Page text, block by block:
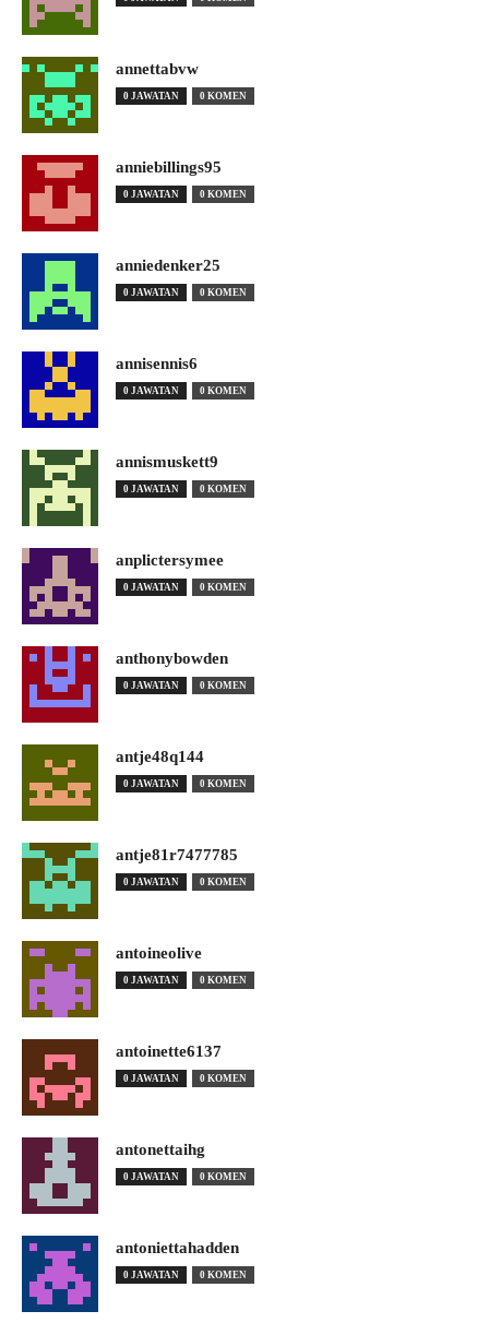
annettabvw
0 JAWATAN 0 KOMEN
anniebillings95
0 JAWATAN 0 KOMEN
anniedenker25
0 JAWATAN 0 KOMEN
annisennis6
0 JAWATAN 0 KOMEN
annismuskett9
0 JAWATAN 0 KOMEN
anplictersymee
0 JAWATAN 0 KOMEN
anthonybowden
0 JAWATAN 0 KOMEN
antje48q144
0 JAWATAN 0 KOMEN
antje81r7477785
0 JAWATAN 0 KOMEN
antoineolive
0 JAWATAN 0 KOMEN
antoinette6137
0 JAWATAN 0 KOMEN
antonettaihg
0 JAWATAN 0 KOMEN
antoniettahadden
0 JAWATAN 0 KOMEN